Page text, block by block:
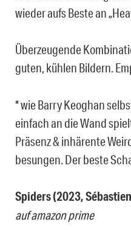
wieder aufs Beste an
Überzeugende
guten, kühlen Bildern.
* wie Barry Keoghan
einfach an die Wand
Präsenz & inhärente
besungen. Der beste
Spiders (2023,
auf amazon prime